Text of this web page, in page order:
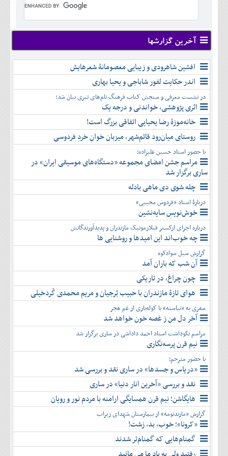
دی
بهمن
اسفند
آبان
آذر
دی
بهمن
اسفند
شهريور
مهر
آبان
آذر
دی
بهمن
اسفند
تير
مرداد
شهريور
مهر
آبان
آذر
دی
بهمن
اسفند
آخرین گزارشها
افشین شاهرودی و زیبایی معصومانۀ شعرهایش
اندر حکایت لفور شاباجی و یحیا بهاری
در نشست معرفی و سنجش کتاب فرهنگ نام‌های تبری بیان شد:
اثری پژوهشی، خواندنی و درجه یک
خانه‌موزۀ رضا یحیایی اتفاقی بزرگ است!
روستای میان‌رود قائم‌شهر، میزبان خوانِ خردِ فردوسی
با حضور استاد حسین علیزاده؛
مراسم جشن امضای مجموعه «دستگاه‌های موسیقی ایران» در
ساری برگزار شد
چله شوی دی ماهی بادله
دربارۀ استاد «فردوس مجیبی»
خوش‌نویسِ سایه‌نشین
درباره اجرای ارکستر فیلارمونیک مازندران و پدیدآورندگانش
چه خوب‌اند این امیدها و روشنایی ها
گزارشِ سیل سوادکوه
آن شب که باران آمد
چون چراغ، در تاریکی
هوای تازۀ مازندران با حبیب بُرجیان و مریم محمدی کُردخیلی
سفری به «نیاسته» با کوله‌باری از غم هجر
آخر دل من ز غصه خون خواهد شد
مراسم نکوداشت استاد احمد داداشی در ساری برگزار شد
نیم قرن پرسه‌نگاری
با حضور مترجم؛
«دریاس و جسدها» در ساری نقد و بررسی شد
نقد و بررسی «آخرین انار دنیا» در ساری
هایگاشن؛ نیم قرن همسایگی ارامنه با مردم نور و رویان
گزارش «مازندنومه» از بیمارستان شهدای زیراب
«کرونا»؛ خوب، بد، زشت!
گمنام‌هایی که گمنام‌تر شدند